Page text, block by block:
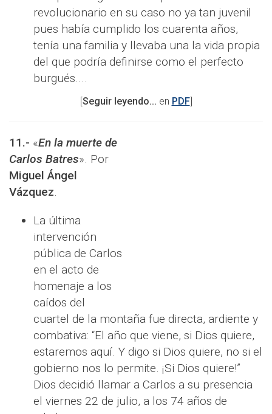
revolucionario en su caso no ya tan juvenil
pues había cumplido los cuarenta años,
tenía una familia y llevaba una la vida propia
del que podría definirse como el perfecto
burgués....
[Seguir leyendo... en PDF]
11.- «En la muerte de
Carlos Batres». Por
Miguel Ángel
Vázquez.
La última
intervención
pública de Carlos
en el acto de
homenaje a los
caídos del
cuartel de la montaña fue directa, ardiente y
combativa: “El año que viene, si Dios quiere,
estaremos aquí. Y digo si Dios quiere, no si el
gobierno nos lo permite. ¡Si Dios quiere!”
Dios decidió llamar a Carlos a su presencia
el viernes 22 de julio, a los 74 años de